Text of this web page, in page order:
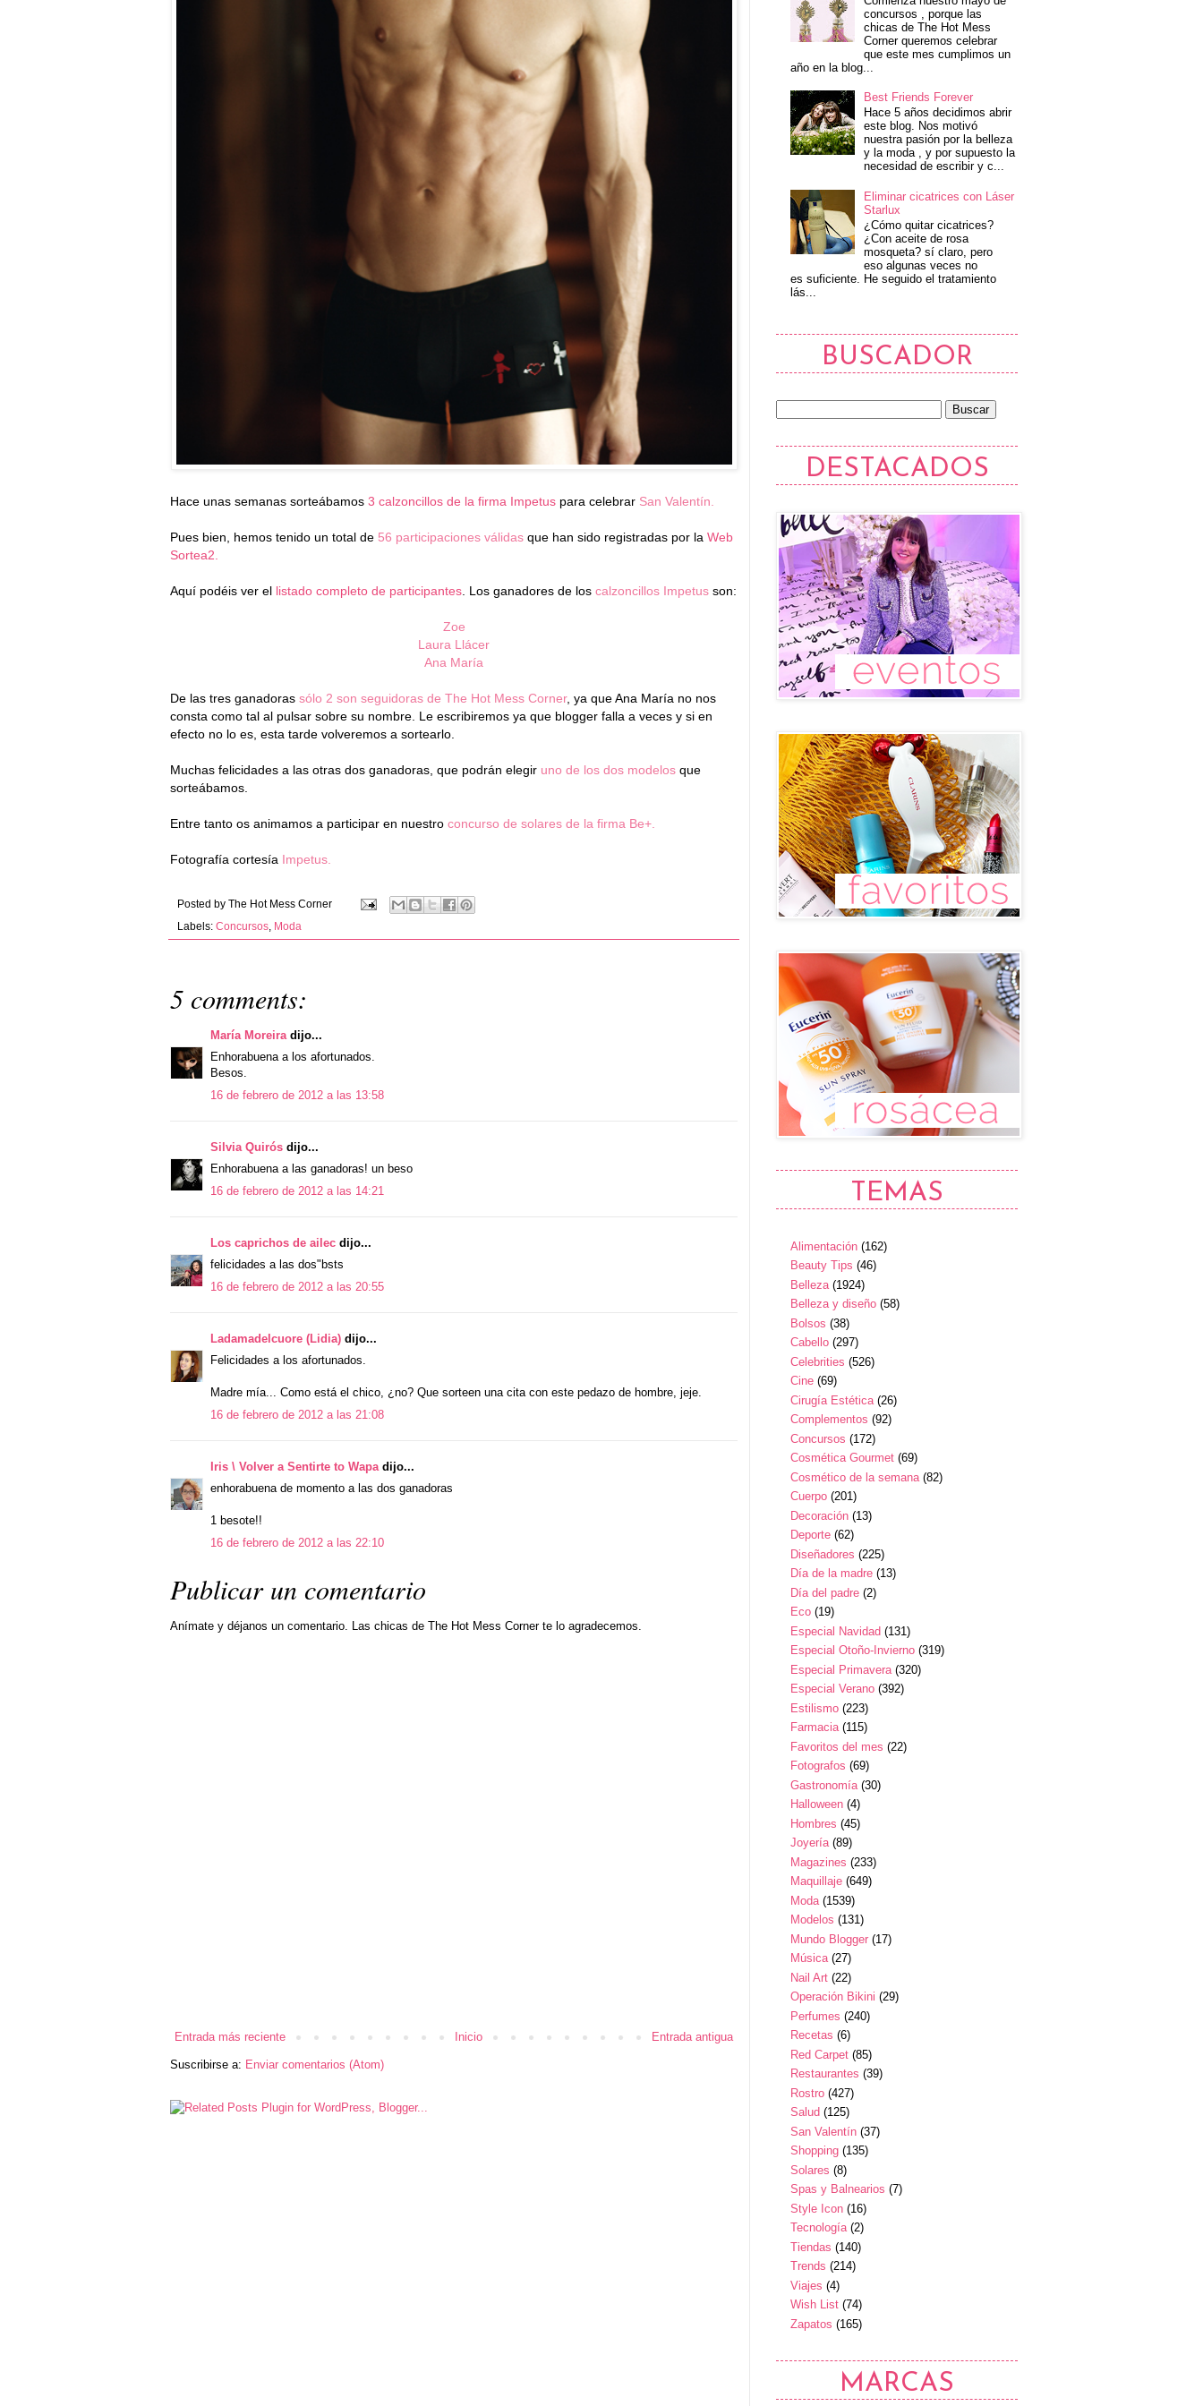
Hace unas semanas sorteábamos 3 calzoncillos de la firma Impetus para celebrar San Valentín.
Pues bien, hemos tenido un total de 56 participaciones válidas que han sido registradas por la Web
Sortea2.
Aquí podéis ver el listado completo de participantes . Los ganadores de los calzoncillos Impetus son:
Zoe
Laura Llácer
Ana María
De las tres ganadoras sólo 2 son seguidoras de The Hot Mess Corner, ya que Ana María no nos
consta como tal al pulsar sobre su nombre. Le escribiremos ya que blogger falla a veces y si en
efecto no lo es, esta tarde volveremos a sortearlo.
Muchas felicidades a las otras dos ganadoras, que podrán elegir uno de los dos modelos que
sorteábamos.
Entre tanto os animamos a participar en nuestro concurso de solares de la firma Be+.
Fotografía cortesía Impetus.
Posted by The Hot Mess Corner
Labels: Concursos Moda
5 comments:
María Moreira dijo...
Enhorabuena a los afortunados.
Besos.
16 de febrero de 2012 a las 13:58
Silvia Quirós dijo...
Enhorabuena a las ganadoras! un beso
16 de febrero de 2012 a las 14:21
Los caprichos de ailec dijo...
felicidades a las dos"bsts
16 de febrero de 2012 a las 20:55
Ladamadelcuore (Lidia) dijo...
Felicidades a los afortunados.
Madre mía... Como está el chico, ¿no? Que sorteen una cita con este pedazo de hombre, jeje.
16 de febrero de 2012 a las 21:08
Iris \ Volver a Sentirte to Wapa dijo...
enhorabuena de momento a las dos ganadoras
1 besote!!
16 de febrero de 2012 a las 22:10
Publicar un comentario
Anímate y déjanos un comentario. Las chicas de The Hot Mess Corner te lo agradecemos.
Entrada más reciente Entrada antigua
Inicio
Suscribirse a: Enviar comentarios (Atom)
concursos , porque las
chicas de The Hot Mess
Corner queremos celebrar
que este mes cumplimos un
año en la blog...
Best Friends Forever
Hace 5 años decidimos abrir
este blog. Nos motivó
nuestra pasión por la belleza
y la moda , y por supuesto la
necesidad de escribir y c...
Eliminar cicatrices con Láser
Starlux
¿Cómo quitar cicatrices?
¿Con aceite de rosa
mosqueta? sí claro, pero
eso algunas veces no
es suficiente. He seguido el tratamiento
lás...
BUSCADOR
DESTACADOS
TEMAS
Alimentación (162)
Beauty Tips (46)
Belleza (1924)
Belleza y diseño (58)
Bolsos (38)
Cabello (297)
Celebrities (526)
Cine (69)
Cirugía Estética (26)
Complementos (92)
Concursos (172)
Cosmética Gourmet (69)
Cosmético de la semana (82)
Cuerpo (201)
Decoración (13)
Deporte (62)
Diseñadores (225)
Día de la madre (13)
Día del padre (2)
Eco (19)
Especial Navidad (131)
Especial Otoño-Invierno (319)
Especial Primavera (320)
Especial Verano (392)
Estilismo (223)
Farmacia (115)
Favoritos del mes (22)
Fotografos (69)
Gastronomía (30)
Halloween (4)
Hombres (45)
Joyería (89)
Magazines (233)
Maquillaje (649)
Moda (1539)
Modelos (131)
Mundo Blogger (17)
Música (27)
Nail Art (22)
Operación Bikini (29)
Perfumes (240)
Recetas (6)
Red Carpet (85)
Restaurantes (39)
Rostro (427)
Salud (125)
San Valentín (37)
Shopping (135)
Solares (8)
Spas y Balnearios (7)
Style Icon (16)
Tecnología (2)
Tiendas (140)
Trends (214)
Viajes (4)
Wish List (74)
Zapatos (165)
MARCAS